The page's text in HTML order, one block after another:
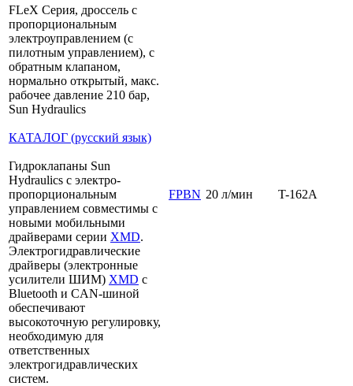
FLeX Серия, дроссель с
пропорциональным
электроуправлением (с
пилотным управлением), с
обратным клапаном,
нормально открытый, макс.
рабочее давление 210 бар,
Sun Hydraulics
КАТАЛОГ (русский язык)
Гидроклапаны Sun
Hydraulics с электро-
пропорциональным
управлением совместимы с
новыми мобильными
драйверами серии XMD.
Электрогидравлические
драйверы (электронные
усилители ШИМ) XMD с
Bluetooth и CAN-шиной
обеспечивают
высокоточную регулировку,
необходимую для
ответственных
электрогидравлических
систем.
FPBN 20 л/мин T-162A